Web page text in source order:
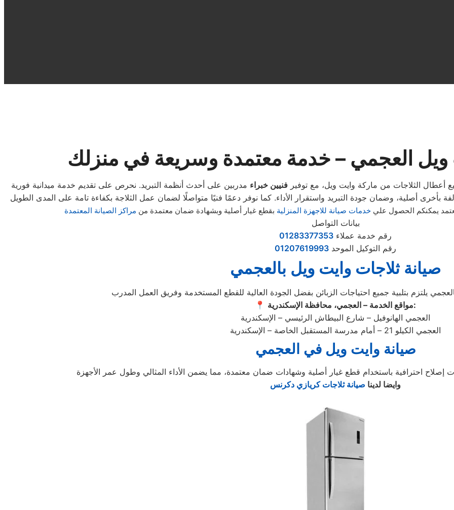
ويل العجمي – خدمة معتمدة وسريعة في منزلك
أعطال الثلاجات من ماركة وايت ويل، مع توفيرفنيين خبراء مدربين على أحدث أنظمة التبريد. نحرص على تقديم خدمة ميدانية فورية
يمكنكم الحصول عليخدمات صيانة للاجهزة المنزلية بقطع غيار أصلية وبشهادة ضمان معتمدة من مراكز الصيانة المعتمدة
بيانات التواصل
رقم خدمة عملاء 01283377353
رقم التوكيل الموحد 01207619993
صيانة ثلاجات وايت ويل بالعجمي
📍
مواقع الخدمة – العجمي، محافظة الإسكندرية:
العجمي الهانوفيل – شارع البيطاش الرئيسي – الإسكندرية
العجمي الكيلو 21 – أمام مدرسة المستقبل الخاصة – الإسكندرية
صيانة وايت ويل في العجمي
وايضا لدينا صيانة ثلاجات كريازي دكرنس